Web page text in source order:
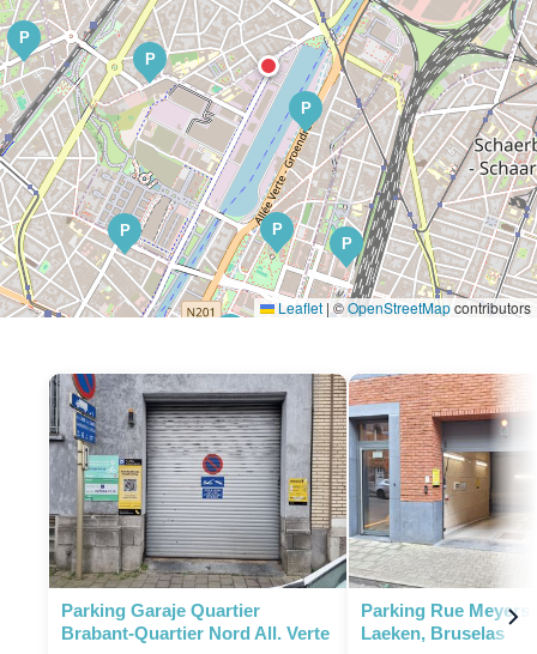
P
P
P
P
P
P
P
P
P
P
P
P
P
P P
P
Leaflet | ©OpenStreetMapcontributors
Parking Garaje Quartier
Brabant-Quartier Nord All. Verte
Parking Rue Meyers
Laeken, Bruselas